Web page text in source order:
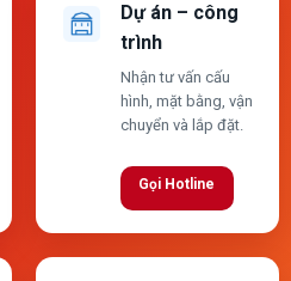
Dự án – công
trình
Nhận tư vấn cấu
hình, mặt bằng, vận
chuyển và lắp đặt.
Gọi Hotline